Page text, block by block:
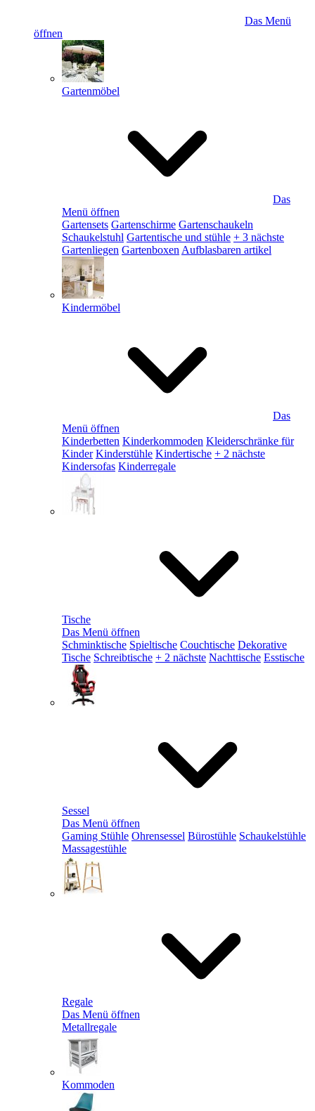
Das Menü
öffnen
Gartenmöbel
Das
Menü öffnen
Gartensets Gartenschirme Gartenschaukeln
Schaukelstuhl Gartentische und stühle + 3 nächste
Gartenliegen Gartenboxen Aufblasbaren artikel
Kindermöbel
Das
Menü öffnen
Kinderbetten Kinderkommoden Kleiderschränke für
Kinder Kinderstühle Kindertische + 2 nächste
Kindersofas Kinderregale
Tische
Das Menü öffnen
Schminktische Spieltische Couchtische Dekorative
Tische Schreibtische + 2 nächste Nachttische Esstische
Sessel
Das Menü öffnen
Gaming Stühle Ohrensessel Bürostühle Schaukelstühle
Massagestühle
Regale
Das Menü öffnen
Metallregale
Kommoden